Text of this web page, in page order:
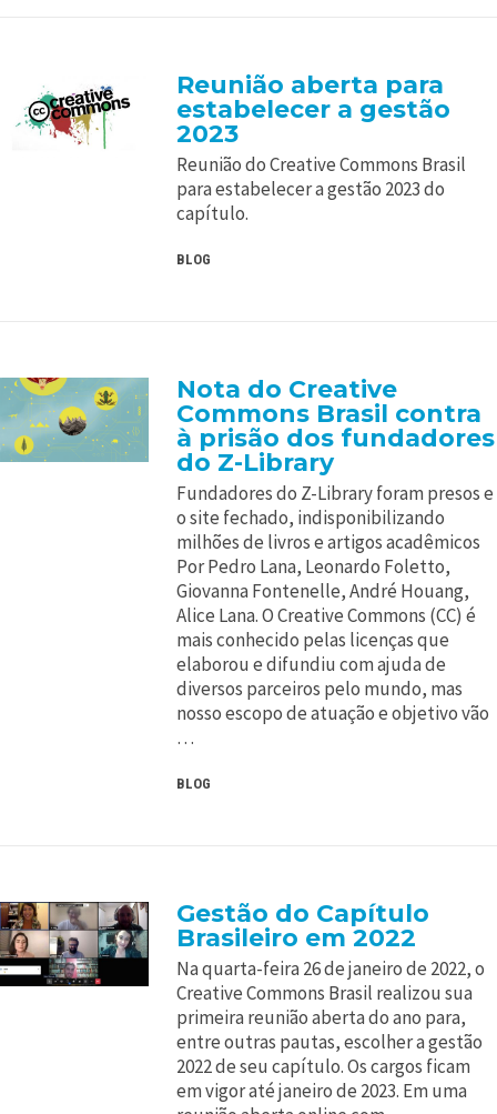
Reunião aberta para
estabelecer a gestão
2023
Reunião do Creative Commons Brasil
para estabelecer a gestão 2023 do
capítulo.
BLOG
Nota do Creative
Commons Brasil contra
à prisão dos fundadores
do Z-Library
Fundadores do Z-Library foram presos e
o site fechado, indisponibilizando
milhões de livros e artigos acadêmicos
Por Pedro Lana, Leonardo Foletto,
Giovanna Fontenelle, André Houang,
Alice Lana. O Creative Commons (CC) é
mais conhecido pelas licenças que
elaborou e difundiu com ajuda de
diversos parceiros pelo mundo, mas
nosso escopo de atuação e objetivo vão
…
BLOG
Gestão do Capítulo
Brasileiro em 2022
Na quarta-feira 26 de janeiro de 2022, o
Creative Commons Brasil realizou sua
primeira reunião aberta do ano para,
entre outras pautas, escolher a gestão
2022 de seu capítulo. Os cargos ficam
em vigor até janeiro de 2023. Em uma